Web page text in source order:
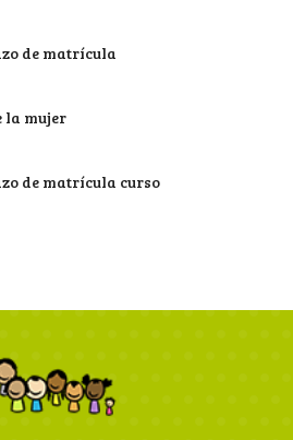
de matrícula
la mujer
de matrícula curso